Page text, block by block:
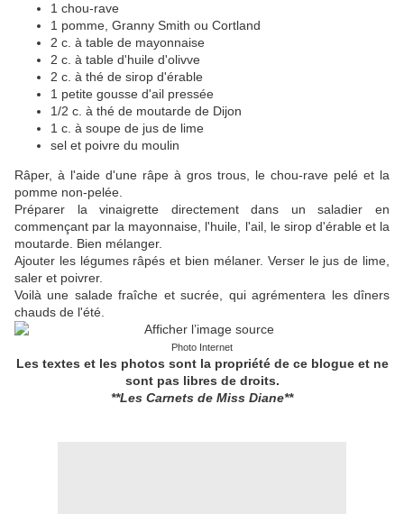
1 chou-rave
1 pomme, Granny Smith ou Cortland
2 c. à table de mayonnaise
2 c. à table d'huile d'olivve
2 c. à thé de sirop d'érable
1 petite gousse d'ail pressée
1/2 c. à thé de moutarde de Dijon
1 c. à soupe de jus de lime
sel et poivre du moulin
Râper, à l'aide d'une râpe à gros trous, le chou-rave pelé et la
pomme non-pelée.
Préparer la vinaigrette directement dans un saladier en
commençant par la mayonnaise, l'huile, l'ail, le sirop d'érable et la
moutarde. Bien mélanger.
Ajouter les légumes râpés et bien mélaner. Verser le jus de lime,
saler et poivrer.
Voilà une salade fraîche et sucrée, qui agrémentera les dîners
chauds de l'été.
Photo Internet
Les textes et les photos sont la propriété de ce blogueet ne
sont pas libres de droits.
**Les Carnets de Miss Diane**